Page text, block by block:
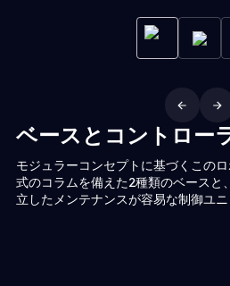
ベースとコントロー
モジュラーコンセプトに基づくこの
式のコラムを備えた2種類のベースと
立したメンテナンスが容易な制御ユニ